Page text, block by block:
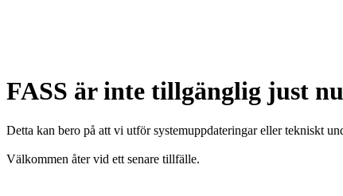
FASS är inte tillgänglig just nu
Detta kan bero på att vi utför systemuppdateringar eller tekniskt
Välkommen åter vid ett senare tillfälle.